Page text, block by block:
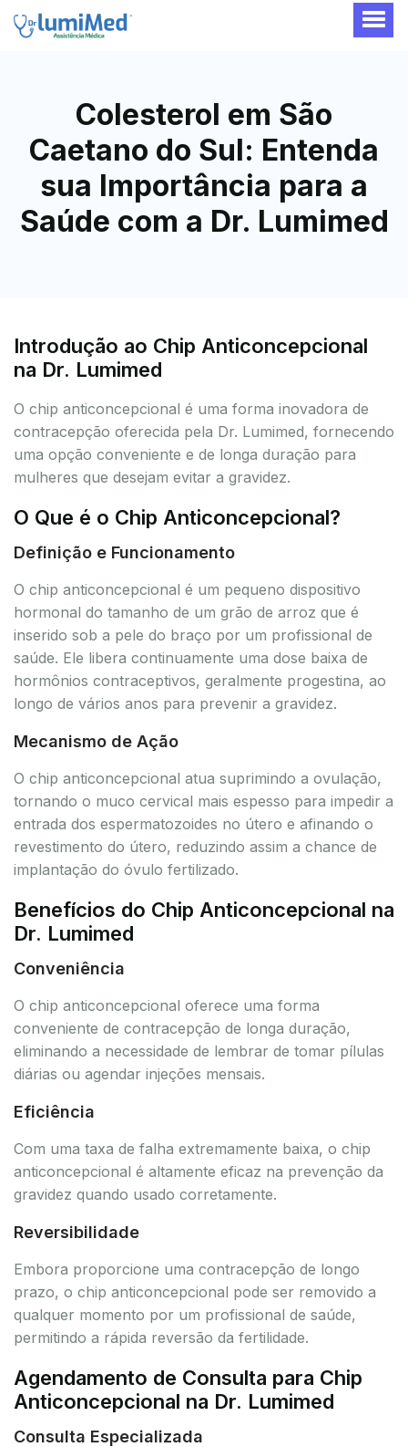
Colesterol em São
Caetano do Sul: Entenda
sua Importância para a
Saúde com a Dr. Lumimed
Introdução ao Chip Anticoncepcional
na Dr. Lumimed
O chip anticoncepcional é uma forma inovadora de
contracepção oferecida pela Dr. Lumimed, fornecendo
uma opção conveniente e de longa duração para
mulheres que desejam evitar a gravidez.
O Que é o Chip Anticoncepcional?
Definição e Funcionamento
O chip anticoncepcional é um pequeno dispositivo
hormonal do tamanho de um grão de arroz que é
inserido sob a pele do braço por um profissional de
saúde. Ele libera continuamente uma dose baixa de
hormônios contraceptivos, geralmente progestina, ao
longo de vários anos para prevenir a gravidez.
Mecanismo de Ação
O chip anticoncepcional atua suprimindo a ovulação,
tornando o muco cervical mais espesso para impedir a
entrada dos espermatozoides no útero e afinando o
revestimento do útero, reduzindo assim a chance de
implantação do óvulo fertilizado.
Benefícios do Chip Anticoncepcional na
Dr. Lumimed
Conveniência
O chip anticoncepcional oferece uma forma
conveniente de contracepção de longa duração,
eliminando a necessidade de lembrar de tomar pílulas
diárias ou agendar injeções mensais.
Eficiência
Com uma taxa de falha extremamente baixa, o chip
anticoncepcional é altamente eficaz na prevenção da
gravidez quando usado corretamente.
Reversibilidade
Embora proporcione uma contracepção de longo
prazo, o chip anticoncepcional pode ser removido a
qualquer momento por um profissional de saúde,
permitindo a rápida reversão da fertilidade.
Agendamento de Consulta para Chip
Anticoncepcional na Dr. Lumimed
Consulta Especializada